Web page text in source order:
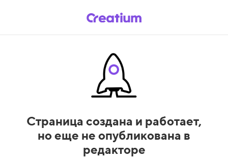
Страница создана и работает,
но еще не опубликована в
редакторе